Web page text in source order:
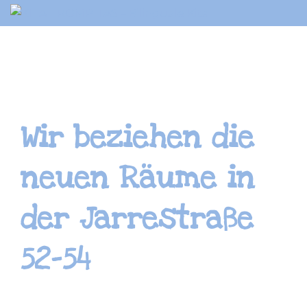
Springe
zum
Wir beziehen die
neuen Räume in
der Jarrestraße
52-54